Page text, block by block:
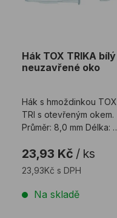
Hák TOX TRIKA bílý
neuzavřené oko
Hák s hmoždinkou TOX
TRI s otevřeným okem.
Průměr: 8,0 mm Délka: 51
...
23,93 Kč / ks
23,93Kč s DPH
Na skladě